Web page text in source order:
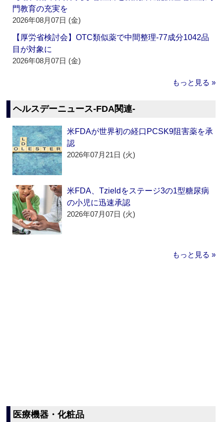
門教育の充実を
2026年08月07日 (金)
【厚労省検討会】OTC類似薬で中間整理‐77成分1042品
目が対象に
2026年08月07日 (金)
もっと見る »
ヘルスデーニュース‐FDA関連‐
米FDAが世界初の経口PCSK9阻害薬を承
認
2026年07月21日 (火)
米FDA、Tzieldをステージ3の1型糖尿病
の小児に迅速承認
2026年07月07日 (火)
もっと見る »
医療機器・化粧品